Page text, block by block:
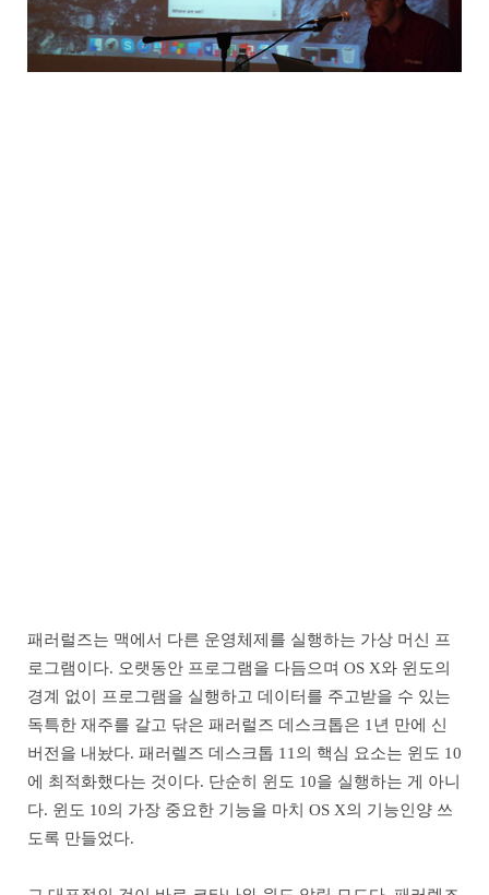
패러럴즈는 맥에서 다른 운영체제를 실행하는 가상 머신 프
로그램이다. 오랫동안 프로그램을 다듬으며 OS X와 윈도의
경계 없이 프로그램을 실행하고 데이터를 주고받을 수 있는
독특한 재주를 갈고 닦은 패러럴즈 데스크톱은 1년 만에 신
버전을 내놨다. 패러렐즈 데스크톱 11의 핵심 요소는 윈도 10
에 최적화했다는 것이다. 단순히 윈도 10을 실행하는 게 아니
다. 윈도 10의 가장 중요한 기능을 마치 OS X의 기능인양 쓰
도록 만들었다.